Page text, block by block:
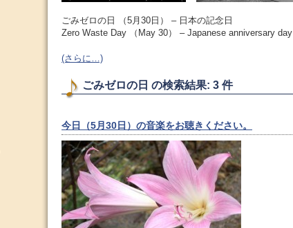
ごみゼロの日 （5月30日） – 日本の記念日
Zero Waste Day （May 30） – Japanese anniversary day
(さらに…)
ごみゼロの日 の検索結果: 3 件
今日（5月30日）の音楽をお聴きください。